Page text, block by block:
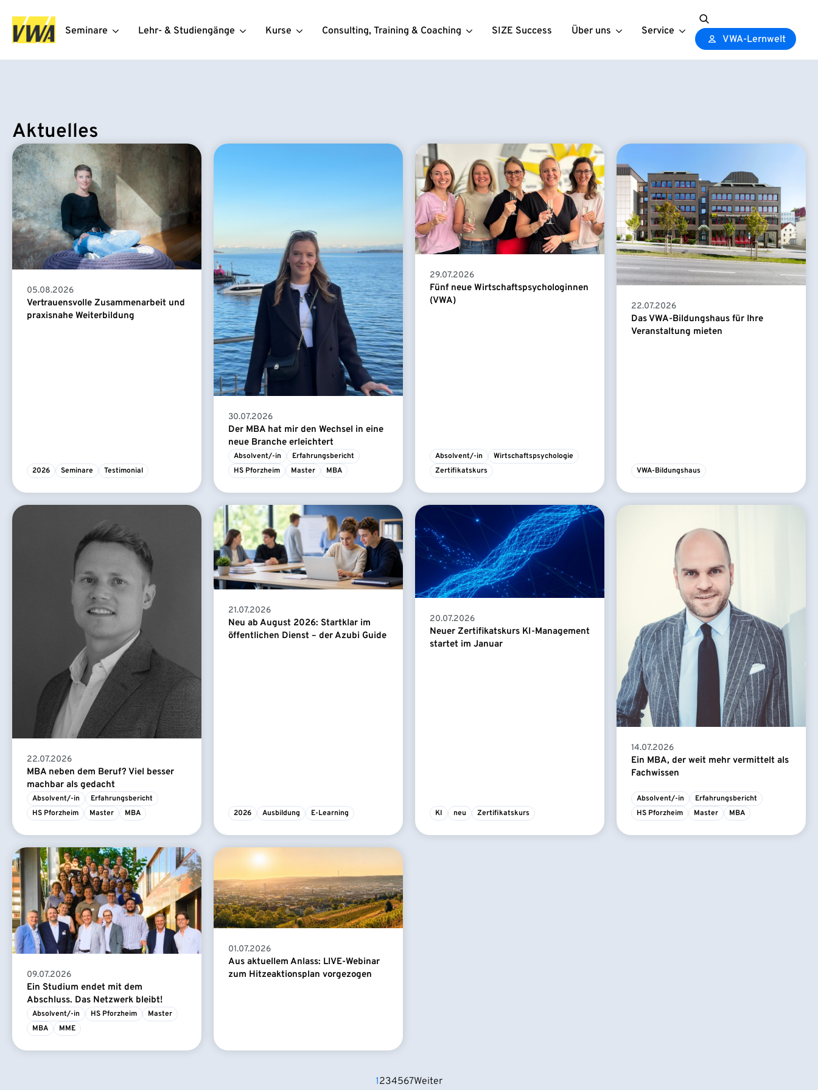
Seminare Lehr- & Studiengänge Kurse Consulting, Training & Coaching SIZE Success Über uns Service
Search
for:
VWA-Lernwelt
Aktuelles
05.08.2026
Vertrauensvolle Zusammenarbeit und
praxisnahe Weiterbildung
2026 Seminare Testimonial
30.07.2026
Der MBA hat mir den Wechsel in eine
neue Branche erleichtert
Absolvent/-in
Erfahrungsbericht
HS Pforzheim
Master MBA
29.07.2026
Fünf neue Wirtschaftspsychologinnen
(VWA)
Absolvent/-in
Wirtschaftspsychologie
Zertifikatskurs
22.07.2026
Das VWA-Bildungshaus für Ihre
Veranstaltung mieten
VWA-Bildungshaus
22.07.2026
MBA neben dem Beruf? Viel besser
machbar als gedacht
Absolvent/-in
Erfahrungsbericht
HS Pforzheim
Master MBA
21.07.2026
Neu ab August 2026: Startklar im
öffentlichen Dienst – der Azubi Guide
2026 Ausbildung E-Learning
20.07.2026
Neuer Zertifikatskurs KI-Management
startet im Januar
KI neu Zertifikatskurs
14.07.2026
Ein MBA, der weit mehr vermittelt als
Fachwissen
Absolvent/-in
Erfahrungsbericht
HS Pforzheim
Master MBA
09.07.2026
Ein Studium endet mit dem
Abschluss. Das Netzwerk bleibt!
Absolvent/-in HS Pforzheim
Master
MBA
MME
01.07.2026
Aus aktuellem Anlass: LIVE-Webinar
zum Hitzeaktionsplan vorgezogen
1234567Weiter